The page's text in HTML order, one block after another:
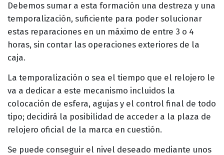
Debemos sumar a esta formación una destreza y una
temporalización, suficiente para poder solucionar
estas reparaciones en un máximo de entre 3 o 4
horas, sin contar las operaciones exteriores de la
caja.
La temporalización o sea el tiempo que el relojero le
va a dedicar a este mecanismo incluidos la
colocación de esfera, agujas y el control final de todo
tipo; decidirá la posibilidad de acceder a la plaza de
relojero oficial de la marca en cuestión.
Se puede conseguir el nivel deseado mediante unos